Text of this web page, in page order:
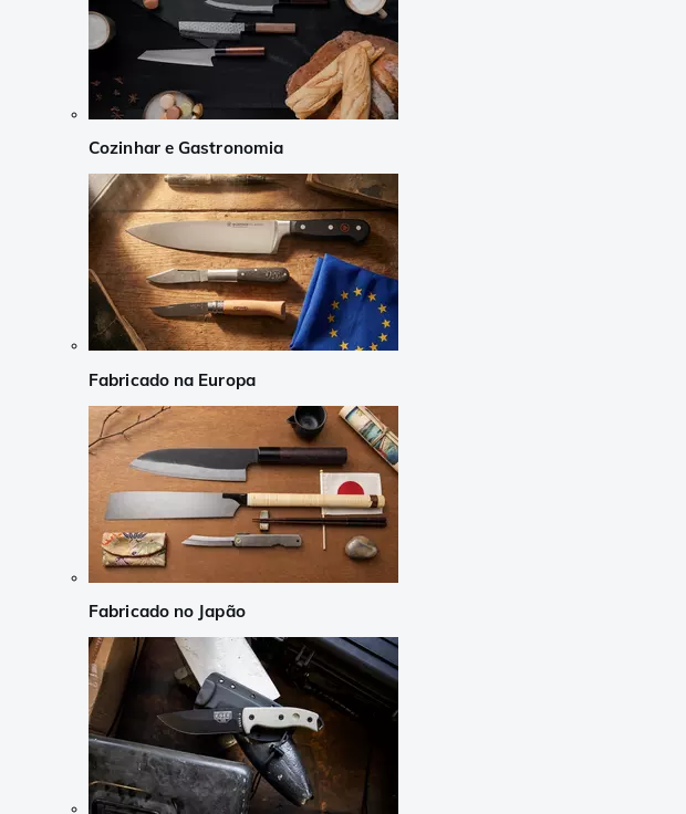
Cozinhar e Gastronomia
Fabricado na Europa
Fabricado no Japão